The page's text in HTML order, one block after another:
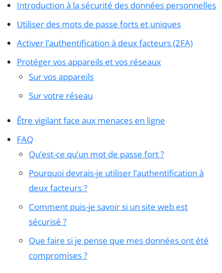
Introduction à la sécurité des données personnelles
Utiliser des mots de passe forts et uniques
Activer l’authentification à deux facteurs (2FA)
Protéger vos appareils et vos réseaux
Sur vos appareils
Sur votre réseau
Être vigilant face aux menaces en ligne
FAQ
Qu’est-ce qu’un mot de passe fort ?
Pourquoi devrais-je utiliser l’authentification à
deux facteurs ?
Comment puis-je savoir si un site web est
sécurisé ?
Que faire si je pense que mes données ont été
compromises ?